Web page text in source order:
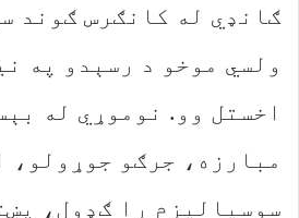
ګانډي له کانګرس ګوند
ولسي موخو د رسېدو په
اخستل وو. نوموړي له
مبارزه، جرګو جوړولو،
سوسیالیزم را ګډول،